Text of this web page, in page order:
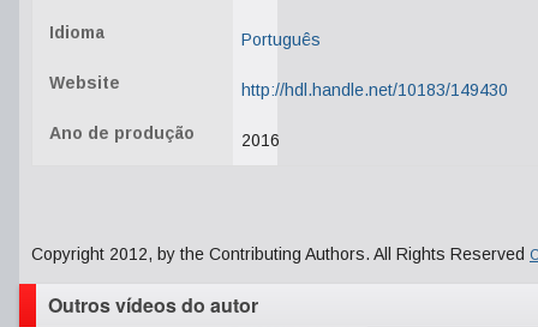
Idioma Português
Website http://hdl.handle.net/10183/149430
Ano de produção 2016
Copyright 2012, by the Contributing Authors. All Rights Reserved
Outros vídeos do autor